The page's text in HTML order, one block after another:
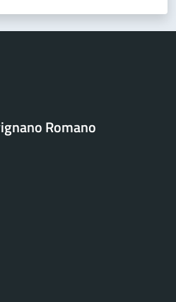
Romano